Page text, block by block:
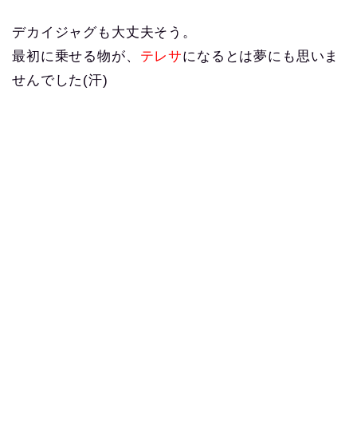
デカイジャグも大丈夫そう。
最初に乗せる物が、 テレサになるとは夢にも思いま
せんでした(汗)